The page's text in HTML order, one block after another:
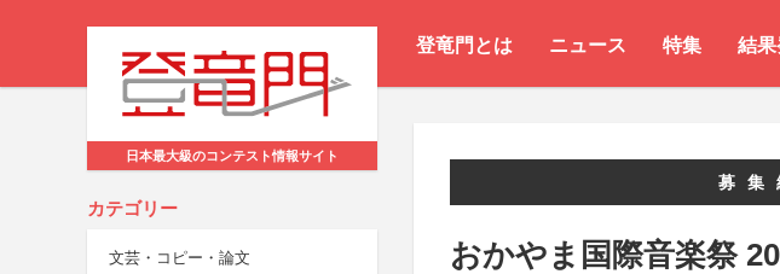
登竜門とは ニュース 特集 結
日本最大級のコンテスト情報サイト
カテゴリー
文芸・コピー・論文
募集
おかやま国際音楽祭